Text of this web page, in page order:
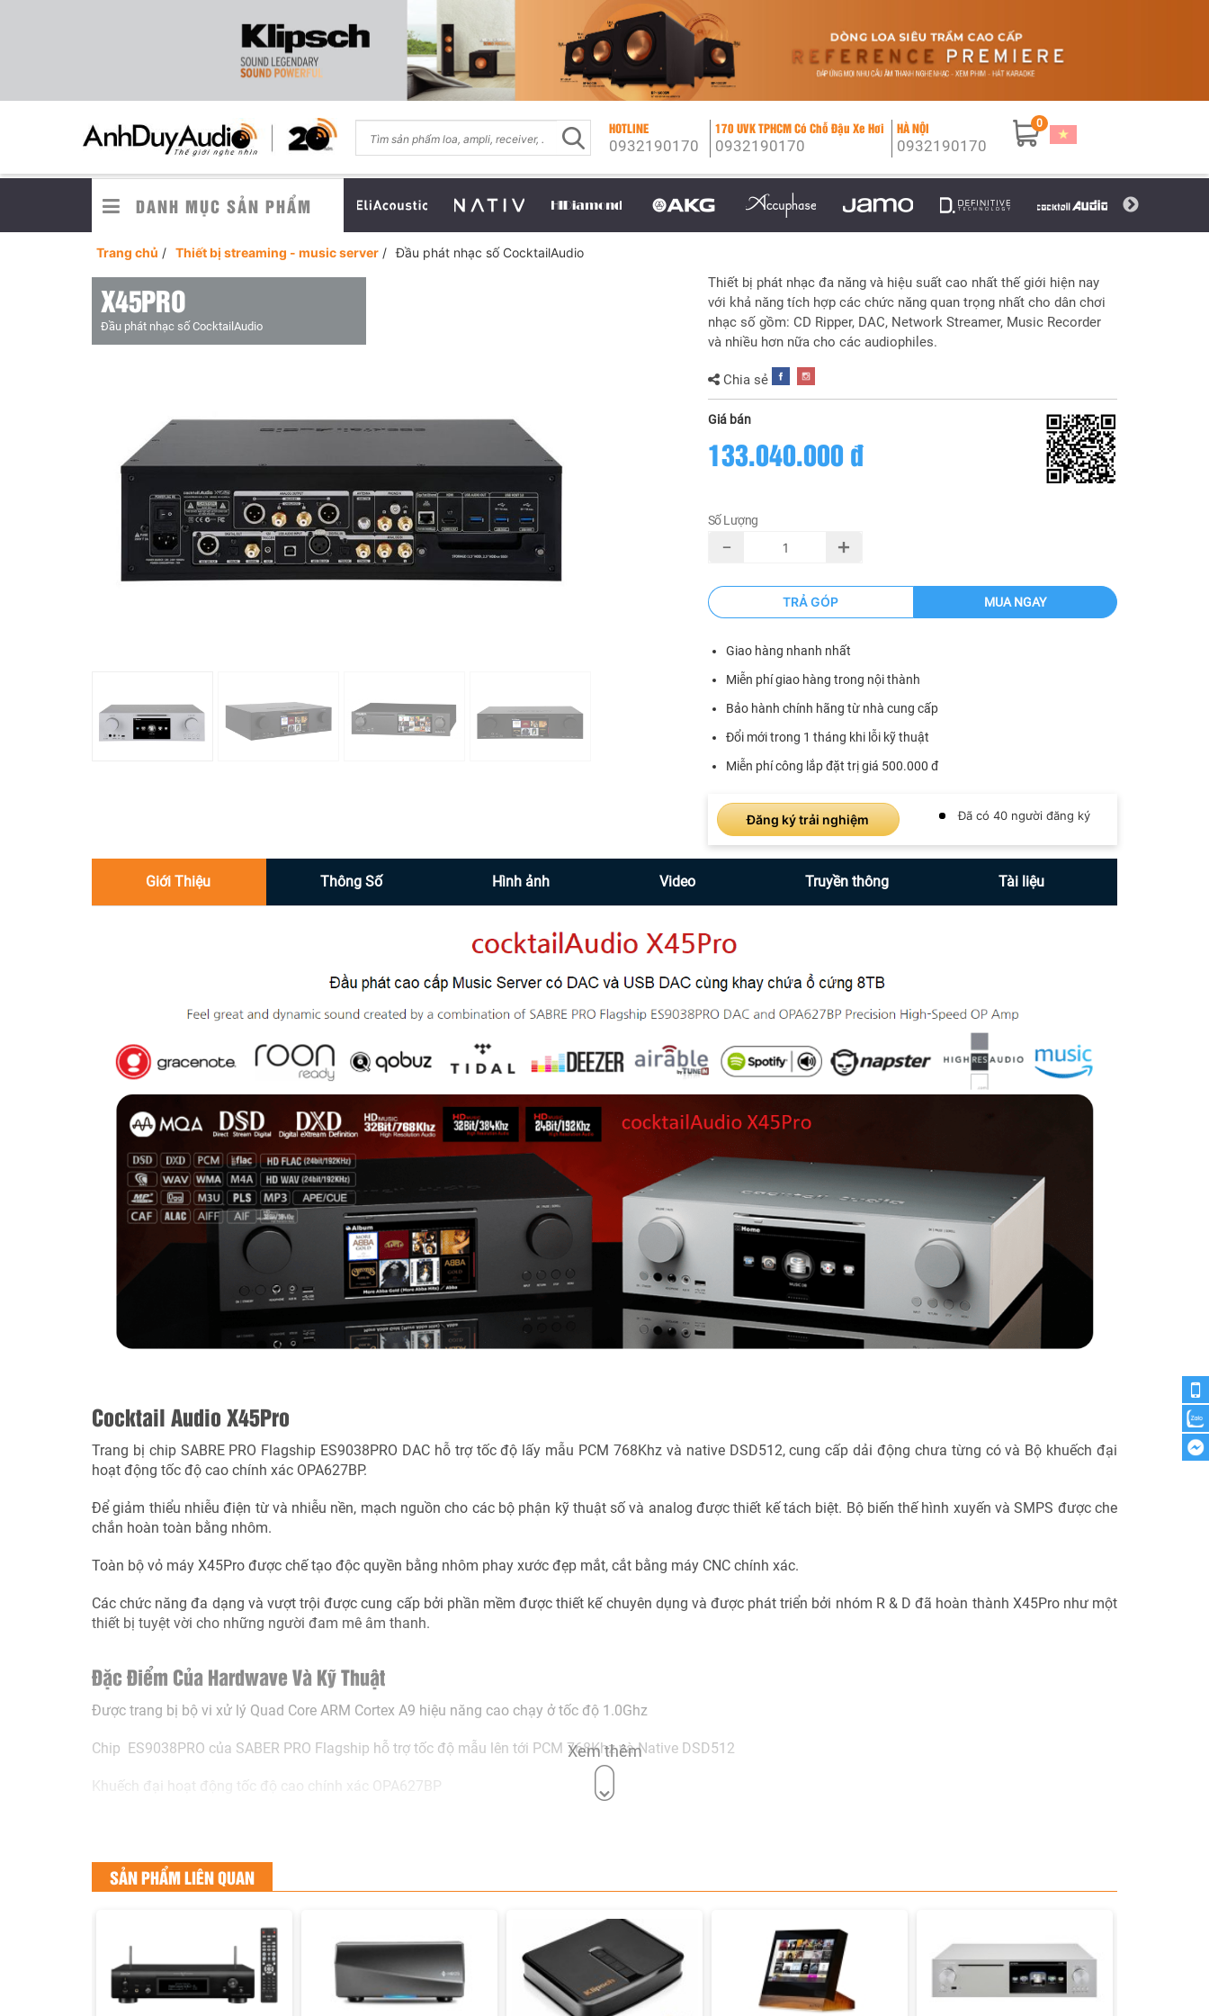
HOTLINE
0932190170
170 UVK TPHCM Có Chỗ Đậu Xe Hơi
0932190170
HÀ NỘI
0932190170
0
DANH MỤC SẢN PHẨM
Trang chủ / Thiết bị streaming - music server / Đầu phát nhạc số CocktailAudio
X45PRO
Đầu phát nhạc số CocktailAudio
Thiết bị phát nhạc đa năng và hiệu suất cao nhất thế giới hiện nay
với khả năng tích hợp các chức năng quan trọng nhất cho dân chơi
nhạc số gồm: CD Ripper, DAC, Network Streamer, Music Recorder
và nhiều hơn nữa cho các audiophiles.
Chia sẻ
Giá bán
133.040.000 đ
Số Lượng
TRẢ GÓP MUA NGAY
Giao hàng nhanh nhất
Miễn phí giao hàng trong nội thành
Bảo hành chính hãng từ nhà cung cấp
Đổi mới trong 1 tháng khi lỗi kỹ thuật
Miễn phí công lắp đặt trị giá 500.000 đ
Đăng ký trải nghiệm Đã có 40 người đăng ký
Giới Thiệu Thông Số Hình ảnh Video Truyền thông Tài liệu
Cocktail Audio X45Pro
Trang bị chip SABRE PRO Flagship ES9038PRO DAC hỗ trợ tốc độ lấy mẫu PCM 768Khz và native DSD512, cung cấp dải động chưa từng có và Bộ khuếch đại
hoạt động tốc độ cao chính xác OPA627BP.
Để giảm thiểu nhiễu điện từ và nhiễu nền, mạch nguồn cho các bộ phận kỹ thuật số và analog được thiết kế tách biệt. Bộ biến thế hình xuyến và SMPS được che
chắn hoàn toàn bằng nhôm.
Toàn bộ vỏ máy X45Pro được chế tạo độc quyền bằng nhôm phay xước đẹp mắt, cắt bằng máy CNC chính xác.
Các chức năng đa dạng và vượt trội được cung cấp bởi phần mềm được thiết kế chuyên dụng và được phát triển bởi nhóm R & D đã hoàn thành X45Pro như một
thiết bị tuyệt vời cho những người đam mê âm thanh.
Đặc Điểm Của Hardwave Và Kỹ Thuật
Được trang bị bộ vi xử lý Quad Core ARM Cortex A9 hiệu năng cao chạy ở tốc độ 1.0Ghz
Chip ES9038PRO của SABER PRO Flagship hỗ trợ tốc độ mẫu lên tới PCM 768Khz và Native DSD512
Khuếch đại hoạt động tốc độ cao chính xác OPA627BP
Đầu ra USB Audio Class 2.0 tích hợp để kết nối USB DAC bên ngoài
Biến áp hình xuyến và SMPS được che chắn hoàn toàn bằng nhôm để giảm thiểu nhiễu nền và nhiễu điện
Ổ đĩa quang tốc độ cao để trích xuất CD nhanh
Xem thêm
SẢN PHẨM LIÊN QUAN